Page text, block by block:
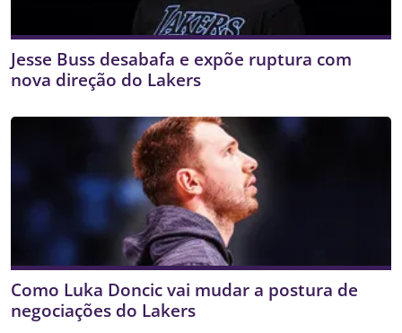
Jesse Buss desabafa e expõe ruptura com
nova direção do Lakers
Como Luka Doncic vai mudar a postura de
negociações do Lakers